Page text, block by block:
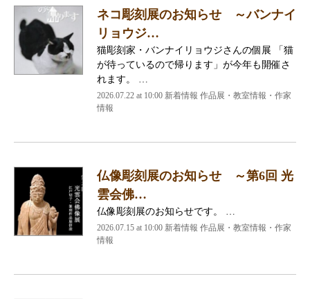
ネコ彫刻展のお知らせ ～バンナイ
リョウジ…
猫彫刻家・バンナイリョウジさんの個展 「猫
が待っているので帰ります」が今年も開催さ
れます。 …
2026.07.22 at 10:00 新着情報 作品展・教室情報・作家
情報
仏像彫刻展のお知らせ ～第6回 光
雲会佛…
仏像彫刻展のお知らせです。 …
2026.07.15 at 10:00 新着情報 作品展・教室情報・作家
情報